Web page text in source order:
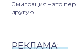
Эмиграция – это
другую.
РЕКЛАМА: